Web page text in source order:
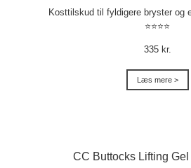
Kosttilskud til fyldigere bryster og
⭐⭐⭐⭐
335 kr.
Læs mere >
CC Buttocks Lifting